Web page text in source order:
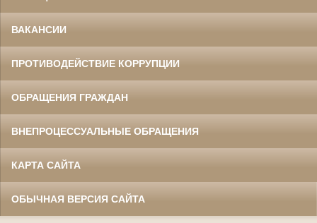
ВАКАНСИИ
ПРОТИВОДЕЙСТВИЕ КОРРУПЦИИ
ОБРАЩЕНИЯ ГРАЖДАН
ВНЕПРОЦЕССУАЛЬНЫЕ ОБРАЩЕНИЯ
КАРТА САЙТА
ОБЫЧНАЯ ВЕРСИЯ САЙТА